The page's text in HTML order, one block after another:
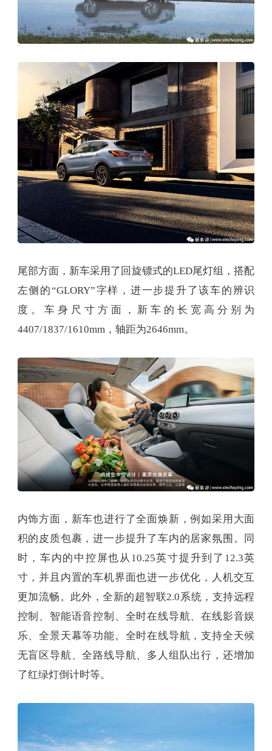
尾部方面，新车采用了回旋镖式的LED尾灯组，搭配
左侧的“GLORY”字样，进一步提升了该车的辨识
度。车身尺寸方面，新车的长宽高分别为
4407/1837/1610mm，轴距为2646mm。
内饰方面，新车也进行了全面焕新，例如采用大面
积的皮质包裹，进一步提升了车内的居家氛围。同
时，车内的中控屏也从10.25英寸提升到了12.3英
寸，并且内置的车机界面也进一步优化，人机交互
更加流畅。此外，全新的超智联2.0系统，支持远程
控制、智能语音控制、全时在线导航、在线影音娱
乐、全景天幕等功能。全时在线导航，支持全天候
无盲区导航、全路线导航、多人组队出行，还增加
了红绿灯倒计时等。